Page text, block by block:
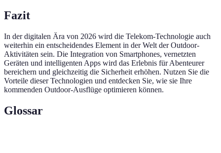
Fazit
In der digitalen Ära von 2026 wird die Telekom-Technologie auch
weiterhin ein entscheidendes Element in der Welt der Outdoor-
Aktivitäten sein. Die Integration von Smartphones, vernetzten
Geräten und intelligenten Apps wird das Erlebnis für Abenteurer
bereichern und gleichzeitig die Sicherheit erhöhen. Nutzen Sie die
Vorteile dieser Technologien und entdecken Sie, wie sie Ihre
kommenden Outdoor-Ausflüge optimieren können.
Glossar